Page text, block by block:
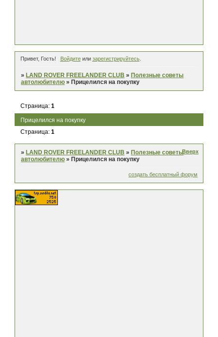
Привет, Гость! Войдитеили зарегистрируйтесь.
» LAND ROVER FREELANDER CLUB » Полезные советы
автолюбителю » Прицелился на покупку
Прицелился на покупку
Страница:1
Страница:1
»LAND ROVER FREELANDER CLUB »Полезные советы
автолюбителю »Прицелился на покупку
Вверх
создать бесплатный форум